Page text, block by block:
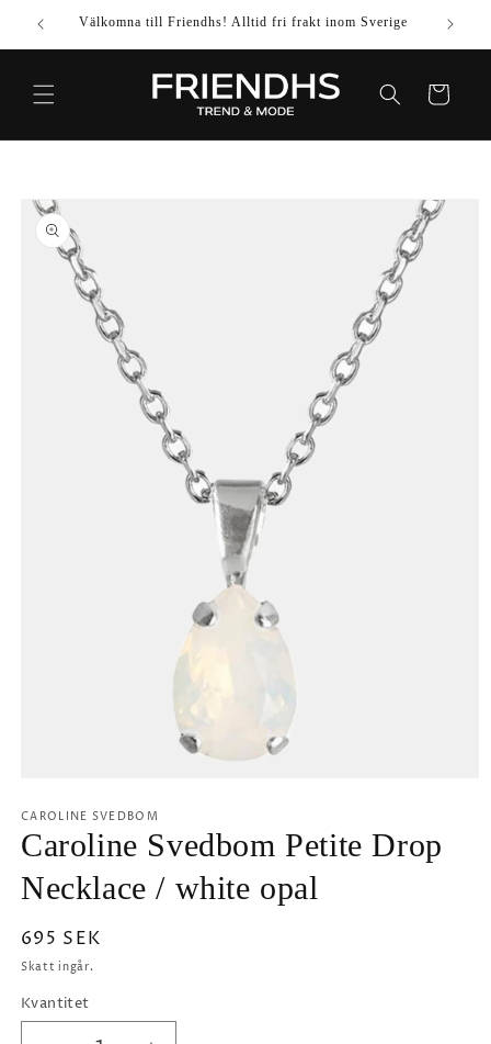
VIDARE
TILL
INNEHÅLL
Välkomna till Friendhs! Alltid fri frakt inom Sverige Använd
Varukorg
TILL
1
modalfönster
CAROLINE SVEDBOM
Caroline Svedbom Petite Drop
Necklace / white opal
Ordinarie
pris
695 SEK
Skatt ingår.
Kvantitet